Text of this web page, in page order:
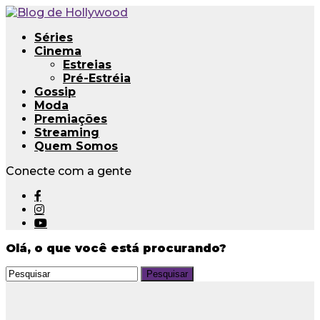
Séries
Cinema
Estreias
Pré-Estréia
Gossip
Moda
Premiações
Streaming
Quem Somos
Conecte com a gente
Olá, o que você está procurando?